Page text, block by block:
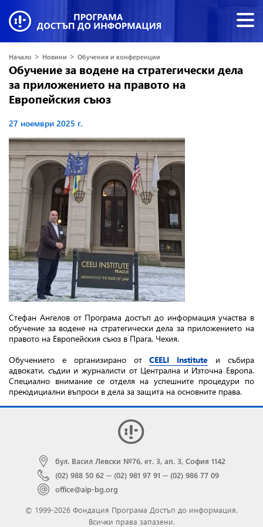
Начало > Новини > Обучения и конференции
Oбучение за водене на стратегически дела
за приложението на правото на
Европейския съюз
27 ноември 2025 г.
Стефан Ангелов от Програма достъп до информация участва в
обучение за водене на стратегически дела за приложението на
правото на Европейския съюз в Прага, Чехия.
Обучението е организирано отCEELI Institute и събира
адвокати, съдии и журналисти от Централна и Източна Европа.
Специално внимание се отделя на успешните процедури по
преюдициални въпроси в дела за защита на основните права.
бул. Васил Левски №76, ет. 3, ап. 3, София 1142
(02) 988 50 62 ··· (02) 981 97 91 ··· (02) 986 77 09
office@aip-bg.org
© 1999-2026 Фондация Програма Достъп до информация.
Всички права запазени.